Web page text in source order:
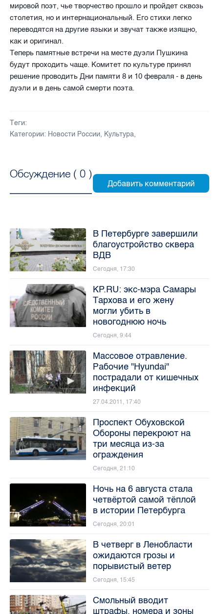
мировой поэт, чье творчество прошло и пройдет сквозь
столетия, но и интернациональный. Его стихи легко
переводятся на другие языки и звучат также изящно,
как и оригинал.
Теперь памятные встречи на месте дуэли Пушкина
будут проходить чаще. Комитет по культуре принял
решение проводить Дни памяти 8 и 10 февраля - в день
дуэли и в день самой смерти поэта.
Теги:
Категории: Новости России, Культура,
Обсуждение ( 0 )
В Петербурге завершили
благоустройство сквера
ВДВ
Сегодня, 17:30
KP.RU: экс-мэра Самары
Тархова и его жену
могли убить в
новогоднюю ночь
Сегодня, 9:44
Массовое отравление.
Рабочие "Hyundai"
пострадали от кишечных
инфекций
27.04.2011, 17:40
Проспект Обуховской
Обороны перекроют на
три месяца из-за
ограждения
Сегодня, 21:10
Ночь на 6 августа стала
четвёртой самой тёплой
в истории Петербурга
Сегодня, 20:01
В четверг в Ленобласти
ожидаются грозы и
порывистый ветер
Сегодня, 15:45
Смольный вводит
штрафы, номера и зоны